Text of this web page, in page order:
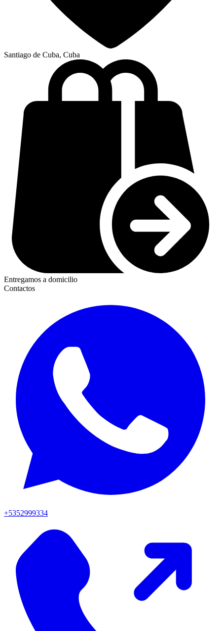
Santiago de Cuba, Cuba
Entregamos a domicilio
Contactos
+5352999334